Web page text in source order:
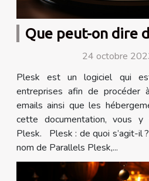
Que peut-on dire
24 octobre
Plesk est un logiciel qui
entreprises afin de procéder
emails ainsi que les
cette documentation, vous y
Plesk. Plesk : de quoi s’agit-il
nom de Parallels Plesk,...